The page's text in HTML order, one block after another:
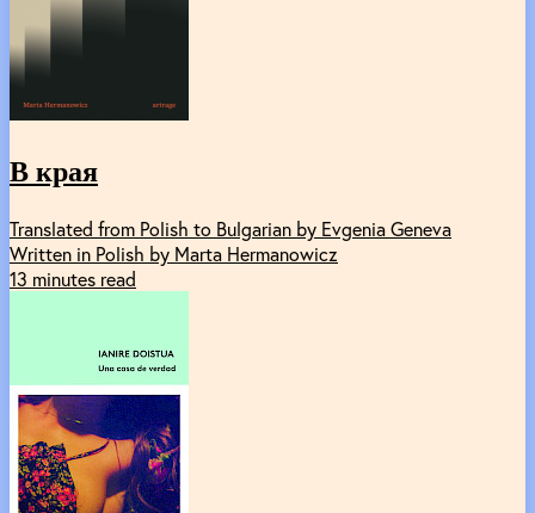
В края
Translated from Polish to Bulgarian by Evgenia Geneva
Written in Polish by Marta Hermanowicz
13 minutes read